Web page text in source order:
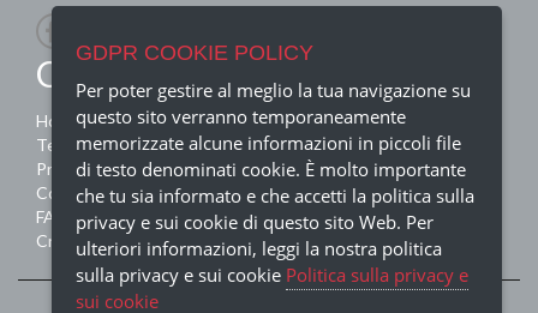
QUICK MENU
Home
Termini e condizioni
Privacy Policy
Contatti
FAQ
Crediti
GDPR COOKIE POLICY
Per poter gestire al meglio la tua navigazione su
questo sito verranno temporaneamente
memorizzate alcune informazioni in piccoli file
di testo denominati cookie. È molto importante
che tu sia informato e che accetti la politica sulla
privacy e sui cookie di questo sito Web. Per
ulteriori informazioni, leggi la nostra politica
sulla privacy e sui cookie Politica sulla privacy e
sui cookie